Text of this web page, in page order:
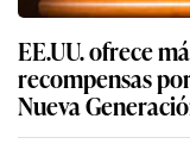
EE.UU. ofrece
recompensas
Nueva